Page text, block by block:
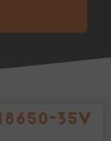
35V